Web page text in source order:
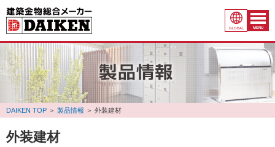
GLOBAL MENU
DAIKEN TOP ＞ 製品情報 ＞ 外装建材
外装建材